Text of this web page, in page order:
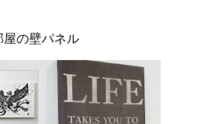
屋の壁パネル